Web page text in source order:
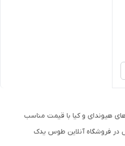
هیوندای و کیا با قیمت مناسب
در فروشگاه آنلاین طوس یدک